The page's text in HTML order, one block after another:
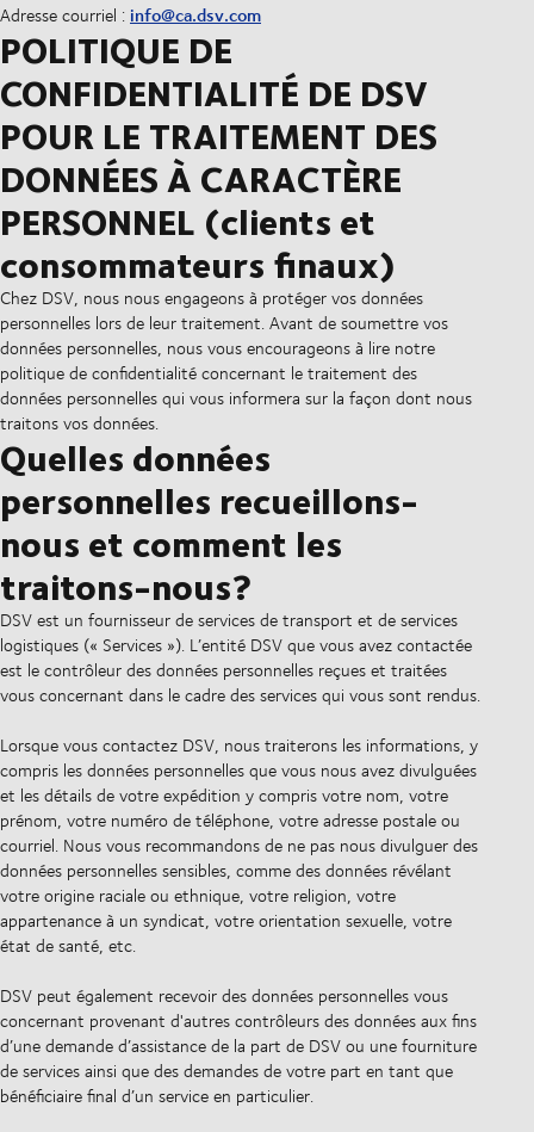
Adresse courriel : info@ca.dsv.com
POLITIQUE DE
CONFIDENTIALITÉ DE DSV
POUR LE TRAITEMENT DES
DONNÉES À CARACTÈRE
PERSONNEL (clients et
consommateurs finaux)
Chez DSV, nous nous engageons à protéger vos données
personnelles lors de leur traitement. Avant de soumettre vos
données personnelles, nous vous encourageons à lire notre
politique de confidentialité concernant le traitement des
données personnelles qui vous informera sur la façon dont nous
traitons vos données.
Quelles données
personnelles recueillons-
nous et comment les
traitons-nous?
DSV est un fournisseur de services de transport et de services
logistiques (« Services »). L’entité DSV que vous avez contactée
est le contrôleur des données personnelles reçues et traitées
vous concernant dans le cadre des services qui vous sont rendus.
Lorsque vous contactez DSV, nous traiterons les informations, y
compris les données personnelles que vous nous avez divulguées
et les détails de votre expédition y compris votre nom, votre
prénom, votre numéro de téléphone, votre adresse postale ou
courriel. Nous vous recommandons de ne pas nous divulguer des
données personnelles sensibles, comme des données révélant
votre origine raciale ou ethnique, votre religion, votre
appartenance à un syndicat, votre orientation sexuelle, votre
état de santé, etc.
DSV peut également recevoir des données personnelles vous
concernant provenant d'autres contrôleurs des données aux fins
d’une demande d’assistance de la part de DSV ou une fourniture
de services ainsi que des demandes de votre part en tant que
bénéficiaire final d’un service en particulier.